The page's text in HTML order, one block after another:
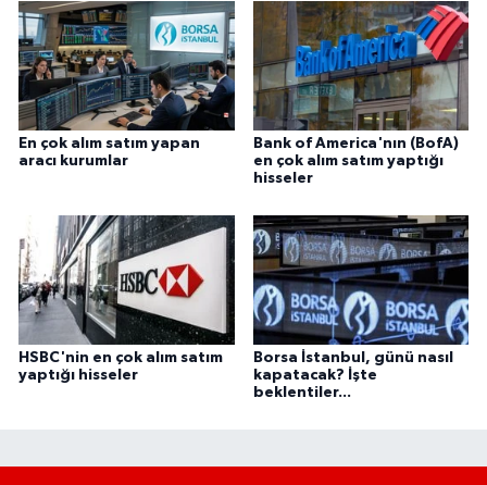
En çok alım satım yapan
aracı kurumlar
Bank of America'nın (BofA)
en çok alım satım yaptığı
hisseler
HSBC'nin en çok alım satım
yaptığı hisseler
Borsa İstanbul, günü nasıl
kapatacak? İşte
beklentiler...